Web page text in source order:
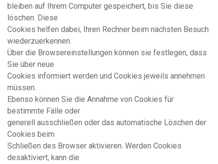
bleiben auf Ihrem Computer gespeichert, bis Sie diese
löschen. Diese
Cookies helfen dabei, Ihren Rechner beim nächsten Besuch
wiederzuerkennen.
Über die Browsereinstellungen können sie festlegen, dass
Sie über neue
Cookies informiert werden und Cookies jeweils annehmen
müssen.
Ebenso können Sie die Annahme von Cookies für
bestimmte Fälle oder
generell ausschließen oder das automatische Löschen der
Cookies beim
Schließen des Browser aktivieren. Werden Cookies
desaktiviert, kann die